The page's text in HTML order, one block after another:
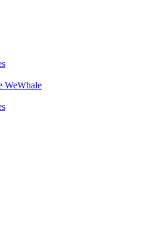
WeWhale